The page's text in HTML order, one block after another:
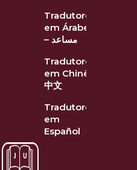
Tradutores
em Árabe
– مساعد
Tradutores
em Chinês
中文
Tradutores
em
Español